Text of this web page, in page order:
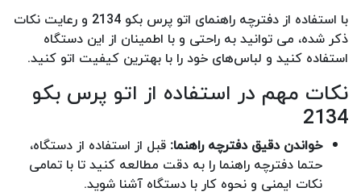
با استفاده از دفترچه راهنمای اتو پرس بکو 2134 و رعایت نکات
ذکر شده، می‌ توانید به راحتی و با اطمینان از این دستگاه
استفاده کنید و لباس‌های خود را با بهترین کیفیت اتو کنید.
نکات مهم در استفاده از اتو پرس بکو
2134
خواندن دقیق دفترچه راهنما: قبل از استفاده از دستگاه،
حتما دفترچه راهنما را به دقت مطالعه کنید تا با تمامی
نکات ایمنی و نحوه کار با دستگاه آشنا شوید.